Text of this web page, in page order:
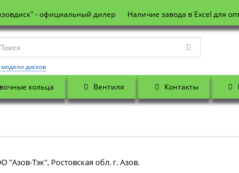
- официальный дилер Наличие завода в Excel для
дисков
кольца Вентиля Контакты
"Азов-Тэк", Ростовская обл. г. Азов.